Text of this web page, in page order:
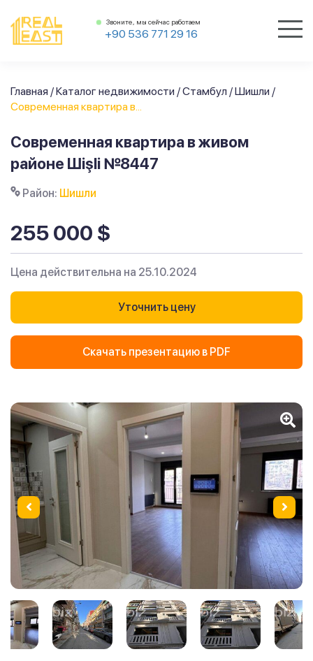
Звоните, мы сейчас работаем
+90 536 771 29 16
Главная /Каталог недвижимости /Стамбул /Шишли /
Современная квартира в...
Современная квартира в живом
районе Шişli №8447
Район: Шишли
255 000 $
Цена действительна на 25.10.2024
Уточнить цену
Скачать презентацию в PDF